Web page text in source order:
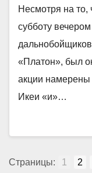
Несмотря на
субботу
«Платон», был
акции намерены
Икеи «и»…
Страницы: 1 2